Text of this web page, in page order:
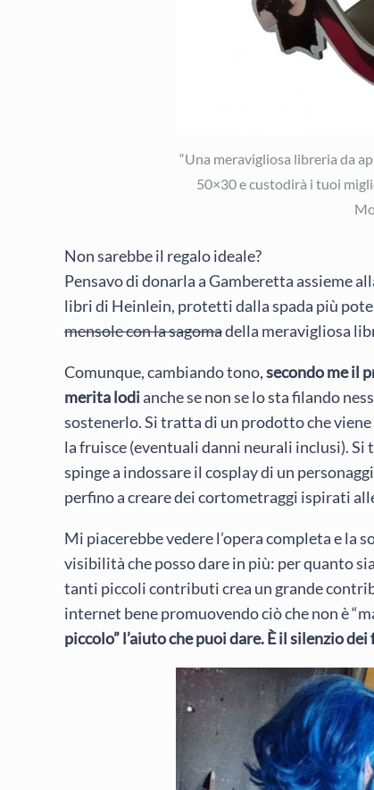
“Una meravigliosa libreria da
50×30 e custodirà i tuoi
Non sarebbe il regalo ideale?
Pensavo di donarla a Gamberetta assieme
libri di Heinlein, protetti dalla spada più
mensole con la sagomadella meravigliosa
Comunque, cambiando tono,secondo me il
merita lodianche se non se lo sta filando
sostenerlo. Si tratta di un prodotto che viene
la fruisce (eventuali danni neurali inclusi). Si
spinge a indossare il cosplay di un
perfino a creare dei cortometraggi ispirati
Mi piacerebbe vedere l’opera completa e la
visibilità che posso dare in più: per quanto
tanti piccoli contributi crea un grande
internet bene promuovendo ciò che non è
piccolo” l’aiuto che puoi dare. È il silenzio